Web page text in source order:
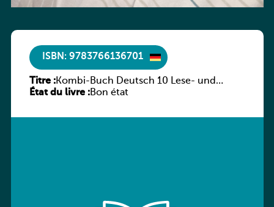
ISBN: 9783766136701
Titre :Kombi-Buch Deutsch 10 Lese- und
Sprachbuch
État du livre :Bon état